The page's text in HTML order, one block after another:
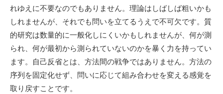
れゆえに不要なのでもありません。理論はしばしば粗いかも
しれませんが、それでも問いを立てるうえで不可欠です。質
的研究は数量的に一般化しにくいかもしれませんが、何が測
られ、何が最初から測られていないのかを暴く力を持ってい
ます。自己反省とは、方法間の戦争ではありません。方法の
序列を固定化せず、問いに応じて組み合わせを変える感覚を
取り戻すことです。